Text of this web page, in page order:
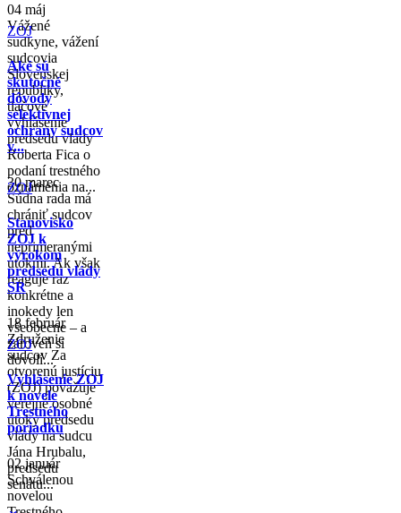
04 máj
Vážené
sudkyne, vážení
sudcovia
Slovenskej
republiky,
tlačové
vyhlásenie
predsedu vlády
Roberta Fica o
podaní trestného
oznámenia na...
ZOJ
Aké sú
skutočné
dôvody
selektívnej
ochrany sudcov
v...
30 marec
Súdna rada má
chrániť sudcov
pred
neprimeranými
útokmi. Ak však
reaguje raz
konkrétne a
inokedy len
všeobecne – a
zároveň si
dovolí...
ZOJ
Stanovisko
ZOJ k
výrokom
predsedu vlády
SR
18 február
Združenie
sudcov Za
otvorenú justíciu
(ZOJ) považuje
verejné osobné
útoky predsedu
vlády na sudcu
Jána Hrubalu,
predsedu
senátu...
ZOJ
Vyhlásenie ZOJ
k novele
Trestného
poriadku
02 január
Schválenou
novelou